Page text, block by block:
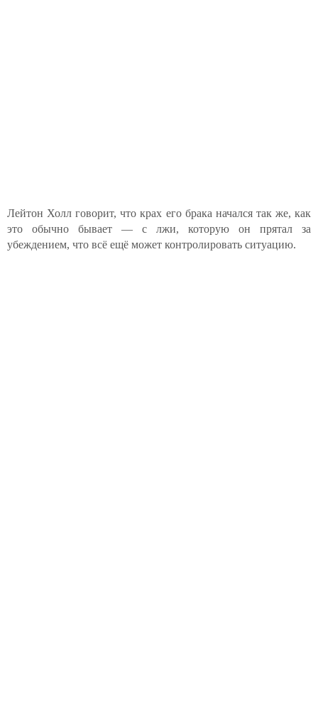
Лейтон Холл говорит, что крах его брака начался так же, как
это обычно бывает — с лжи, которую он прятал за
убеждением, что всё ещё может контролировать ситуацию.